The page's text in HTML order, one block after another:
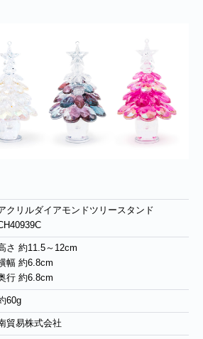
クリルダイアモンドツリースタンド
さ 約11.5～12cm
幅 約6.8cm
行 約6.8cm
60g
貿易株式会社
らせ**誠に勝手ではございますが、2024